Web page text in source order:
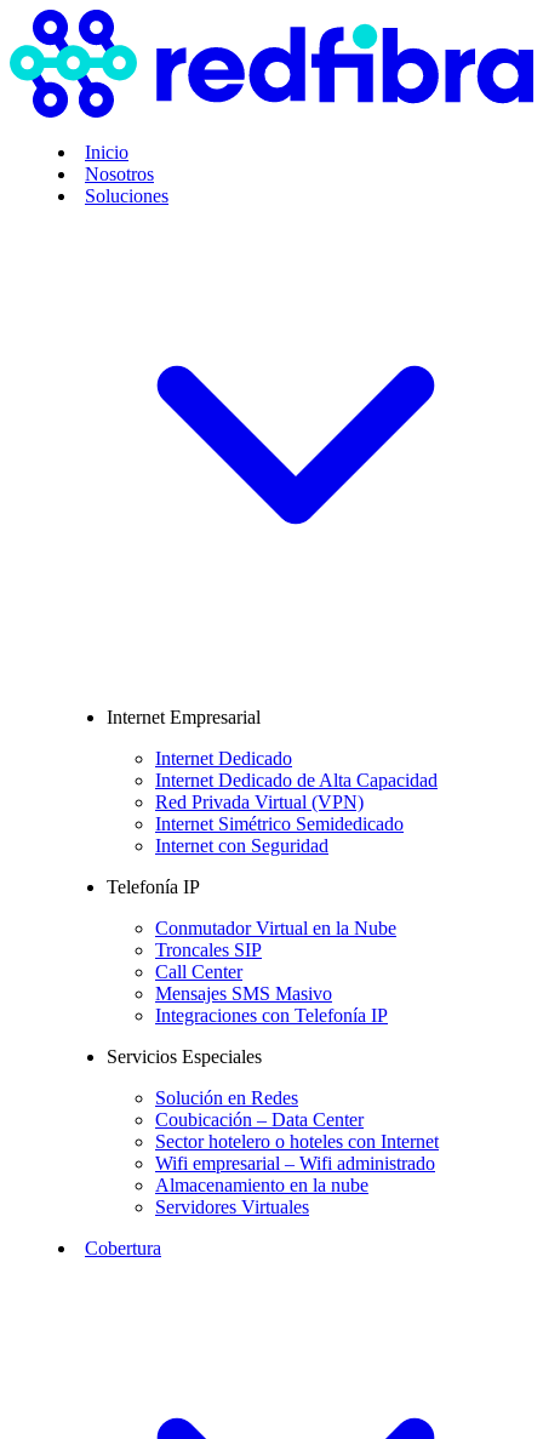
Inicio
Nosotros
Soluciones
Internet Empresarial
Internet Dedicado
Internet Dedicado de Alta Capacidad
Red Privada Virtual (VPN)
Internet Simétrico Semidedicado
Internet con Seguridad
Telefonía IP
Conmutador Virtual en la Nube
Troncales SIP
Call Center
Mensajes SMS Masivo
Integraciones con Telefonía IP
Servicios Especiales
Solución en Redes
Coubicación – Data Center
Sector hotelero o hoteles con Internet
Wifi empresarial – Wifi administrado
Almacenamiento en la nube
Servidores Virtuales
Cobertura